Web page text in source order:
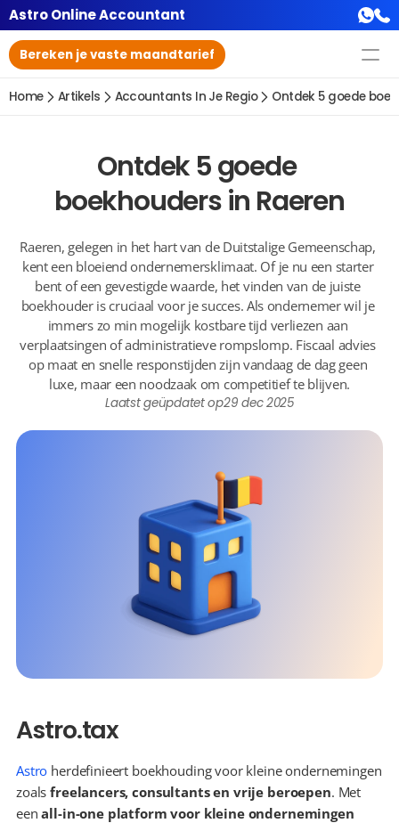
Astro Online Accountant
Bereken je vaste maandtarief
Home Artikels Accountants In Je Regio Ontdek 5 goede
Ontdek 5 goede
boekhouders in Raeren
Raeren, gelegen in het hart van de Duitstalige Gemeenschap,
kent een bloeiend ondernemersklimaat. Of je nu een starter
bent of een gevestigde waarde, het vinden van de juiste
boekhouder is cruciaal voor je succes. Als ondernemer wil je
immers zo min mogelijk kostbare tijd verliezen aan
verplaatsingen of administratieve rompslomp. Fiscaal advies
op maat en snelle responstijden zijn vandaag de dag geen
luxe, maar een noodzaak om competitief te blijven.
Laatst geüpdatet op29 dec 2025
Astro.tax
Astro herdefinieert boekhouding voor kleine ondernemingen
zoals freelancers, consultants en vrije beroepen. Met
een all-in-one platform voor kleine ondernemingen